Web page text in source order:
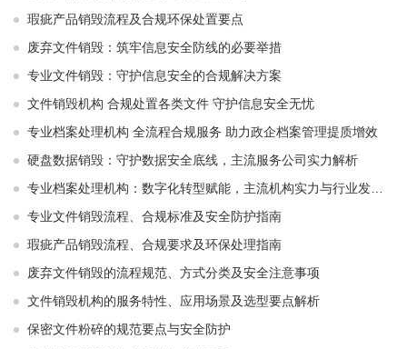
瑕疵产品销毁流程及合规环保处置要点
废弃文件销毁：筑牢信息安全防线的必要举措
专业文件销毁：守护信息安全的合规解决方案
文件销毁机构 合规处置各类文件 守护信息安全无忧
专业档案处理机构 全流程合规服务 助力政企档案管理提质增效
硬盘数据销毁：守护数据安全底线，主流服务公司实力解析
专业档案处理机构：数字化转型赋能，主流机构实力与行业发展解析
专业文件销毁流程、合规标准及安全防护指南
瑕疵产品销毁流程、合规要求及环保处理指南
废弃文件销毁的流程规范、方式分类及安全注意事项
文件销毁机构的服务特性、应用场景及选型要点解析
保密文件粉碎的规范要点与安全防护